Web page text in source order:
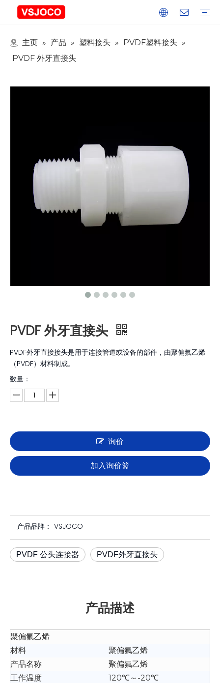
主页 » 产品 » 塑料接头 » PVDF塑料接头 »
PVDF 外牙直接头
PVDF 外牙直接头
PVDF外牙直接接头是用于连接管道或设备的部件，由聚偏氟乙烯
（PVDF）材料制成。
数量：
询价
加入询价篮
产品品牌： VSJOCO
PVDF 公头连接器 PVDF外牙直接头
产品描述
聚偏氟乙烯
材料
聚偏氟乙烯
产品名称
聚偏氟乙烯
工作温度
120℃～-20℃